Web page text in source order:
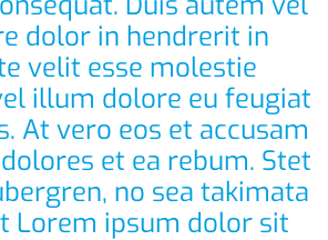
dolor in hendrerit in
velit esse molestie
illum dolore eu feugiat
At vero eos et accusam
et ea rebum. Stet
no sea takimata
Lorem ipsum dolor sit